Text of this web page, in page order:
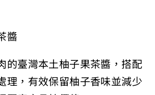
醬
的臺灣本土柚子果茶醬，搭配
理，有效保留柚子香味並減少